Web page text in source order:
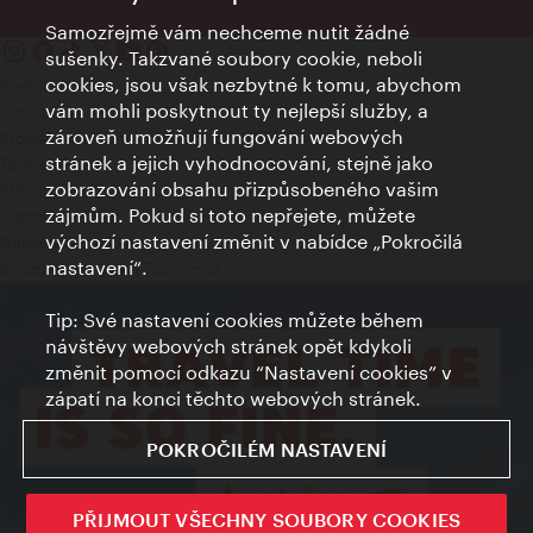
Kontakty
Credits
Prohlášení o ochraně osobních údajů
Terms of Use
Přístupnost
Kontakt pro tisk
Nastavení cookies
© Copyright Wien Tourismus
Samozřejmě vám nechceme nutit žádné
sušenky. Takzvané soubory cookie, neboli
cookies, jsou však nezbytné k tomu, abychom
vám mohli poskytnout ty nejlepší služby, a
zároveň umožňují fungování webových
stránek a jejich vyhodnocování, stejně jako
zobrazování obsahu přizpůsobeného vašim
zájmům. Pokud si toto nepřejete, můžete
výchozí nastavení změnit v nabídce „Pokročilá
nastavení“.
Tip: Své nastavení cookies můžete během
návštěvy webových stránek opět kdykoli
změnit pomocí odkazu “Nastavení cookies” v
zápatí na konci těchto webových stránek.
POKROČILÉM NASTAVENÍ
PŘIJMOUT VŠECHNY SOUBORY COOKIES